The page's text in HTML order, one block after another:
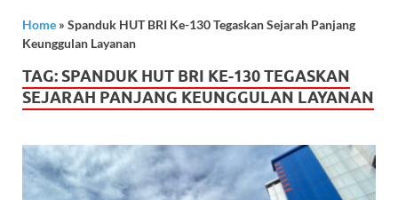
Home » Spanduk HUT BRI Ke-130 Tegaskan Sejarah Panjang
Keunggulan Layanan
TAG: SPANDUK HUT BRI KE-130 TEGASKAN
SEJARAH PANJANG KEUNGGULAN LAYANAN